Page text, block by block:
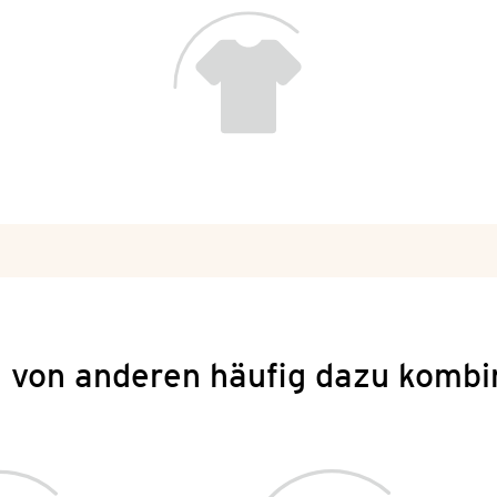
von anderen häufig dazu